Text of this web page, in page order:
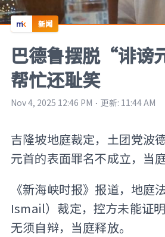
新闻
巴德鲁摆脱“诽谤
帮忙还耻笑
Nov 4, 2025 12:46 PM ⋅ 更新: 11:44 AM
吉隆坡地庭裁定，土团党波
元首的表面罪名不成立，当庭
《新海峡时报》报道，地
Ismail）裁定，控方未能证
无须自辩，当庭释放。